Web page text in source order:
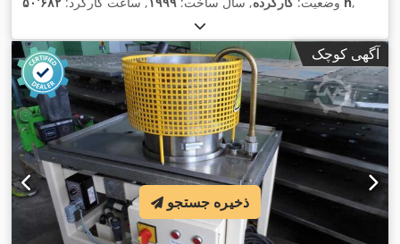
آگهی کوچک
ذخیره جستجو